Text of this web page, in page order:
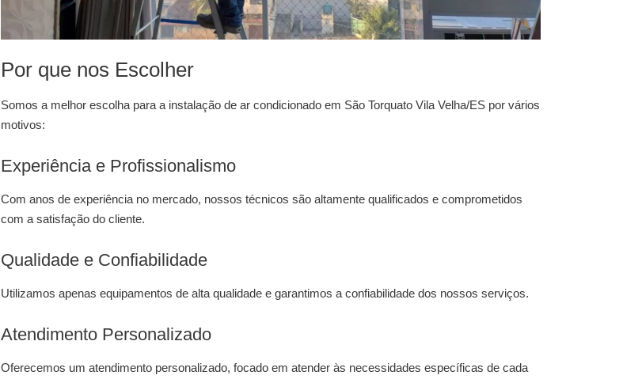
Por que nos Escolher
Somos a melhor escolha para a instalação de ar condicionado em São Torquato Vila Velha/ES por vários
motivos:
Experiência e Profissionalismo
Com anos de experiência no mercado, nossos técnicos são altamente qualificados e comprometidos
com a satisfação do cliente.
Qualidade e Confiabilidade
Utilizamos apenas equipamentos de alta qualidade e garantimos a confiabilidade dos nossos serviços.
Atendimento Personalizado
Oferecemos um atendimento personalizado, focado em atender às necessidades específicas de cada